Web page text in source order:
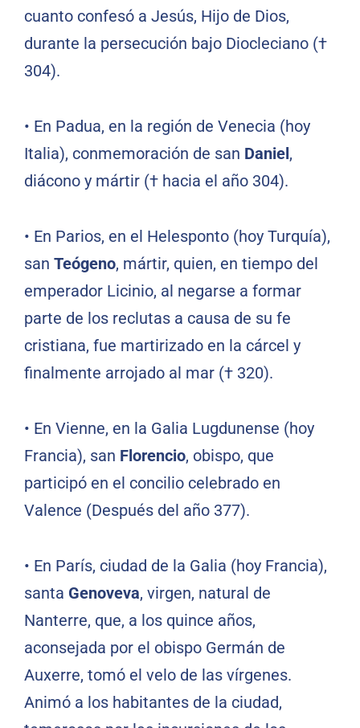
cuanto confesó a Jesús, Hijo de Dios,
durante la persecución bajo Diocleciano (†
304).
• En Padua, en la región de Venecia (hoy
Italia), conmemoración de san Daniel,
diácono y mártir († hacia el año 304).
• En Parios, en el Helesponto (hoy Turquía),
san Teógeno, mártir, quien, en tiempo del
emperador Licinio, al negarse a formar
parte de los reclutas a causa de su fe
cristiana, fue martirizado en la cárcel y
finalmente arrojado al mar († 320).
• En Vienne, en la Galia Lugdunense (hoy
Francia), san Florencio, obispo, que
participó en el concilio celebrado en
Valence (Después del año 377).
• En París, ciudad de la Galia (hoy Francia),
santa Genoveva, virgen, natural de
Nanterre, que, a los quince años,
aconsejada por el obispo Germán de
Auxerre, tomó el velo de las vírgenes.
Animó a los habitantes de la ciudad,